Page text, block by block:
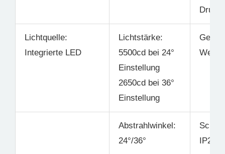
Lichtquelle:
Integrierte LED
Lichtstärke:
5500cd bei 24°
Einstellung
2650cd bei 36°
Einstellung
Weiß
Abstrahlwinkel:
24°/36°
IP20